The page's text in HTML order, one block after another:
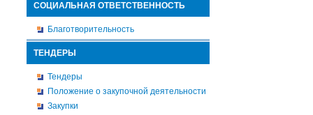
СОЦИАЛЬНАЯ ОТВЕТСТВЕННОСТЬ
Благотворительность
ТЕНДЕРЫ
Тендеры
Положение о закупочной деятельности
Закупки